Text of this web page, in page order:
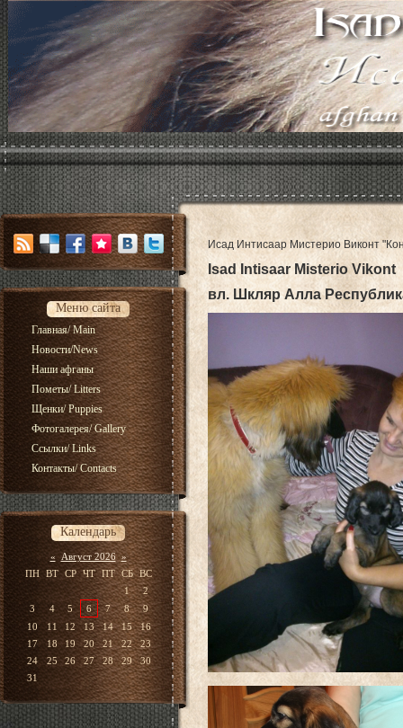
Меню сайта
Главная/ Main
Новости/News
Наши афганы
Пометы/ Litters
Щенки/ Puppies
Фотогалерея/ Gallery
Ссылки/ Links
Контакты/ Contacts
Календарь
« Август 2026 »
ПН ВТ СР ЧТ ПТ СБ ВС
1
2
3
4 5 6 7 8
9
10
11 12 13 14 15
16
17
18 19 20 21 22
23
24
25 26 27 28 29
30
31
Исад Интисаар Мистерио Виконт
Isad Intisaar Misterio
вл. Шкляр Алла